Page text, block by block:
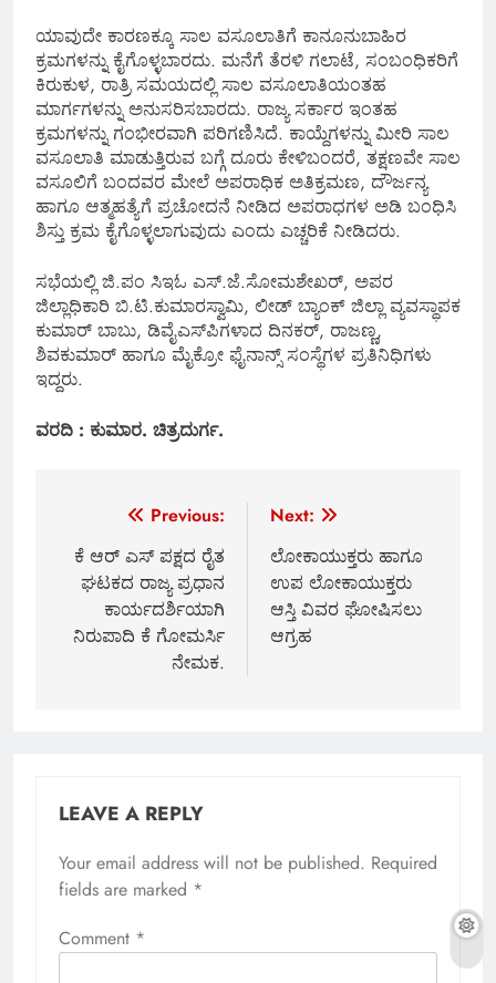
ಯಾವುದೇ ಕಾರಣಕ್ಕೂ ಸಾಲ ವಸೂಲಾತಿಗೆ ಕಾನೂನುಬಾಹಿರ
ಕ್ರಮಗಳನ್ನು ಕೈಗೊಳ್ಳಬಾರದು. ಮನೆಗೆ ತೆರಳಿ ಗಲಾಟೆ, ಸಂಬಂಧಿಕರಿಗೆ
ಕಿರುಕುಳ, ರಾತ್ರಿ ಸಮಯದಲ್ಲಿ ಸಾಲ ವಸೂಲಾತಿಯಂತಹ
ಮಾರ್ಗಗಳನ್ನು ಅನುಸರಿಸಬಾರದು. ರಾಜ್ಯ ಸರ್ಕಾರ ಇಂತಹ
ಕ್ರಮಗಳನ್ನು ಗಂಭೀರವಾಗಿ ಪರಿಗಣಿಸಿದೆ. ಕಾಯ್ದೆಗಳನ್ನು ಮೀರಿ ಸಾಲ
ವಸೂಲಾತಿ ಮಾಡುತ್ತಿರುವ ಬಗ್ಗೆ ದೂರು ಕೇಳಿಬಂದರೆ, ತಕ್ಷಣವೇ ಸಾಲ
ವಸೂಲಿಗೆ ಬಂದವರ ಮೇಲೆ ಅಪರಾಧಿಕ ಅತಿಕ್ರಮಣ, ದೌರ್ಜನ್ಯ
ಹಾಗೂ ಆತ್ಮಹತ್ಯೆಗೆ ಪ್ರಚೋದನೆ ನೀಡಿದ ಅಪರಾಧಗಳ ಅಡಿ ಬಂಧಿಸಿ
ಶಿಸ್ತು ಕ್ರಮ ಕೈಗೊಳ್ಳಲಾಗುವುದು ಎಂದು ಎಚ್ಚರಿಕೆ ನೀಡಿದರು.
ಸಭೆಯಲ್ಲಿ ಜಿ.ಪಂ ಸಿಇಓ ಎಸ್.ಜೆ.ಸೋಮಶೇಖರ್, ಅಪರ
ಜಿಲ್ಲಾಧಿಕಾರಿ ಬಿ.ಟಿ.ಕುಮಾರಸ್ವಾಮಿ, ಲೀಡ್ ಬ್ಯಾಂಕ್ ಜಿಲ್ಲಾ ವ್ಯವಸ್ಥಾಪಕ
ಕುಮಾರ್ ಬಾಬು, ಡಿವೈಎಸ್‍ಪಿಗಳಾದ ದಿನಕರ್, ರಾಜಣ್ಣ,
ಶಿವಕುಮಾರ್ ಹಾಗೂ ಮೈಕ್ರೋ ಫೈನಾನ್ಸ್ ಸಂಸ್ಥೆಗಳ ಪ್ರತಿನಿಧಿಗಳು
ಇದ್ದರು.
ವರದಿ : ಕುಮಾರ. ಚಿತ್ರದುರ್ಗ.
navigation
Previous:
ಕೆ ಆರ್ ಎಸ್ ಪಕ್ಷದ ರೈತ
ಘಟಕದ ರಾಜ್ಯ ಪ್ರಧಾನ
ಕಾರ್ಯದರ್ಶಿಯಾಗಿ
ನಿರುಪಾದಿ ಕೆ ಗೋಮರ್ಸಿ
ನೇಮಕ.
Next:
ಲೋಕಾಯುಕ್ತರು ಹಾಗೂ
ಉಪ ಲೋಕಾಯುಕ್ತರು
ಆಸ್ತಿ ವಿವರ ಘೋಷಿಸಲು
ಆಗ್ರಹ
LEAVE A REPLY
Your email address will not be published. Required
fields are marked *
Comment *